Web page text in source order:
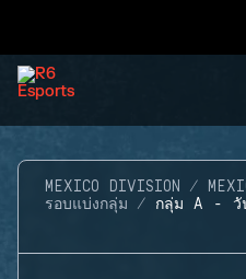
MEXICO DIVISION
รอบแบ่งกลุ่ม
กลุ่ม A - วั